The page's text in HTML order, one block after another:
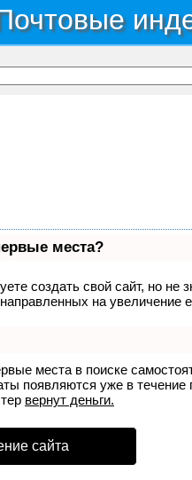
места?
создать свой сайт, но не
на увеличение
места в поиске
появляются уже в
вернут деньги.
сайта